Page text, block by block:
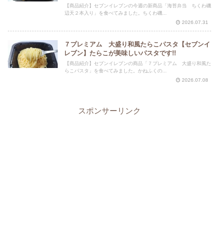
【商品紹介】セブンイレブンの今週の新商品「海苔弁当 ちくわ磯
辺天２本入り」を食べてみました。ちくわ磯...
2026.07.31
７プレミアム 大盛り和風たらこパスタ【セブンイ
レブン】たらこが美味しいパスタです!!
【商品紹介】セブンイレブンの商品「７プレミアム 大盛り和風た
らこパスタ」を食べてみました。かねふくの...
2026.07.08
スポンサーリンク